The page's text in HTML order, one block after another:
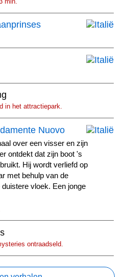
in het attractiepark.
Nuovo
over een visser en zijn
ontdekt dat zijn boot 's
Hij wordt verliefd op
met behulp van de
vloek. Een jonge
ontraadseld.